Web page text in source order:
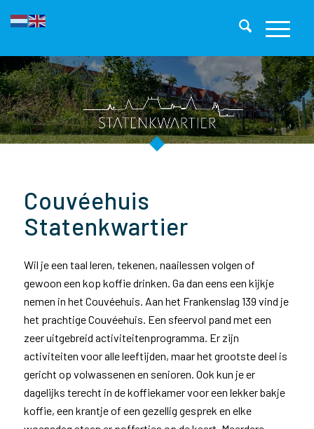
Couvéehuis
Statenkwartier
Wil je een taal leren, tekenen, naailessen volgen of
gewoon een kop koffie drinken. Ga dan eens een kijkje
nemen in het Couvéehuis. Aan het Frankenslag 139 vind je
het prachtige Couvéehuis. Een sfeervol pand met een
zeer uitgebreid activiteitenprogramma. Er zijn
activiteiten voor alle leeftijden, maar het grootste deel is
gericht op volwassenen en senioren. Ook kun je er
dagelijks terecht in de koffiekamer voor een lekker bakje
koffie, een krantje of een gezellig gesprek en elke